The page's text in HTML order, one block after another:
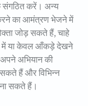
संगठित करें। अन्य
करने का आमंत्रण भेजने में
जोड़ सकते हैं, चाहे
में या केवल आँकड़े देखने
अभियान की
सकते हैं और विभिन्न
सकते हैं।